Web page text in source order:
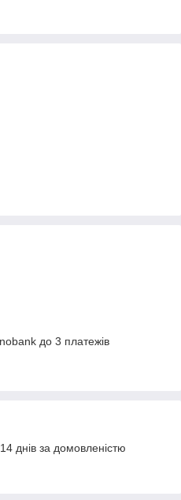
до 3 платежів
днів за домовленістю